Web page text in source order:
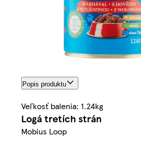
Popis produktu
Veľkosť balenia: 1.24kg
Logá tretích strán
Mobius Loop